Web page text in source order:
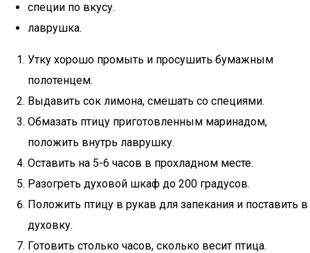
специи по вкусу.
лаврушка.
Утку хорошо промыть и просушить бумажным
полотенцем.
Выдавить сок лимона, смешать со специями.
Обмазать птицу приготовленным маринадом,
положить внутрь лаврушку.
Оставить на 5-6 часов в прохладном месте.
Разогреть духовой шкаф до 200 градусов.
Положить птицу в рукав для запекания и поставить в
духовку.
Готовить столько часов, сколько весит птица.